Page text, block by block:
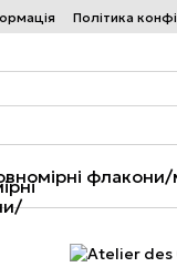
Політика
флакони/